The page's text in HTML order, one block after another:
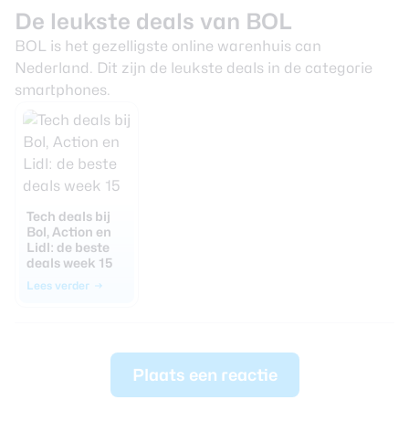
De leukste deals van BOL
BOL is het gezelligste online warenhuis can
Nederland. Dit zijn de leukste deals in de categorie
smartphones.
Tech deals bij
Bol, Action en
Lidl: de beste
deals week 15
Lees verder
Plaats een reactie